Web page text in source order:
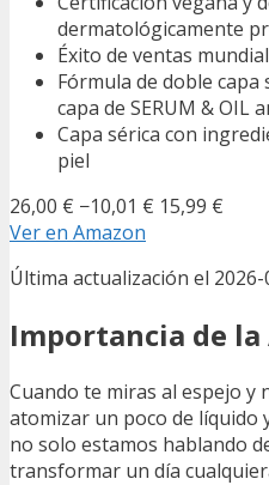
dermatológicamente
Éxito de ventas
Fórmula de doble
capa de SERUM & OIL
Capa sérica con
piel
26,00 € −10,01 € 15,99 €
Ver en Amazon
Última actualización el
Importancia de la
Cuando te miras al espejo y
atomizar un poco de líquido
no solo estamos hablando
transformar un día